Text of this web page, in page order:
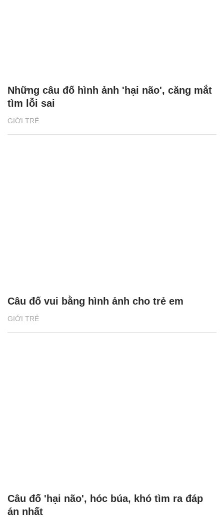
GIỚI TRẺ
Những câu đố hình ảnh 'hại não', căng mắt
tìm lỗi sai
GIỚI TRẺ
Câu đố vui bằng hình ảnh cho trẻ em
Câu đố 'hại não', hóc búa, khó tìm ra đáp
án nhất